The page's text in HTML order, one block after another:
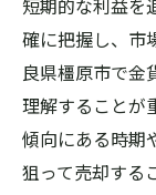
短期的な利益を
確に把握し、市
良県橿原市で金
理解することが
傾向にある時期
狙って売却する